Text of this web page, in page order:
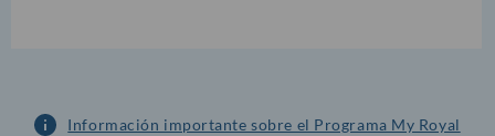
Información importante sobre el Programa My Royal